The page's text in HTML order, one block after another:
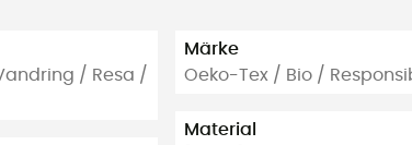
/ Resa /
Märke
Oeko-Tex / Bio /
Material